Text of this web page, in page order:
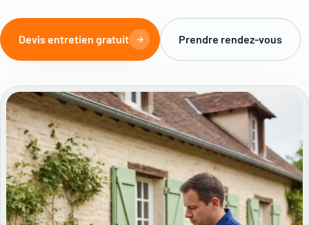
Devis entretien gratuit Prendre rendez-vous